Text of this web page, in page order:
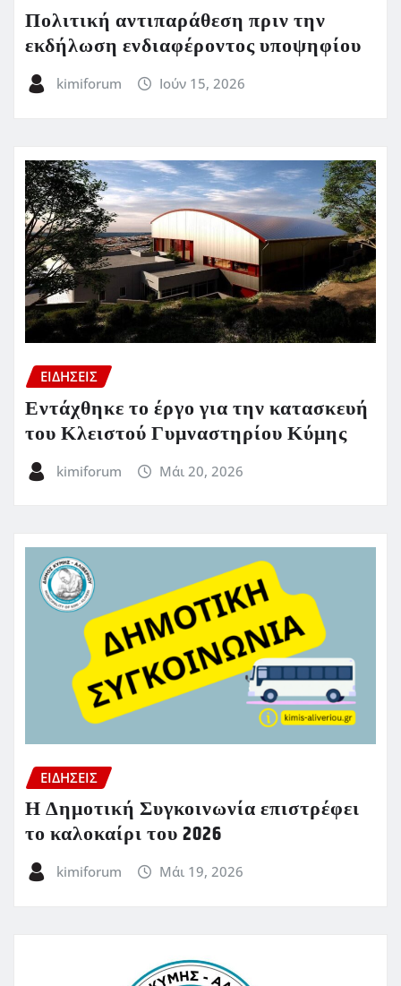
Πολιτική αντιπαράθεση πριν την
εκδήλωση ενδιαφέροντος υποψηφίου
kimiforum Ιούν 15, 2026
ΕΙΔΗΣΕΙΣ
Εντάχθηκε το έργο για την κατασκευή
του Κλειστού Γυμναστηρίου Κύμης
kimiforum Μάι 20, 2026
ΕΙΔΗΣΕΙΣ
Η Δημοτική Συγκοινωνία επιστρέφει
το καλοκαίρι του 2026
kimiforum Μάι 19, 2026